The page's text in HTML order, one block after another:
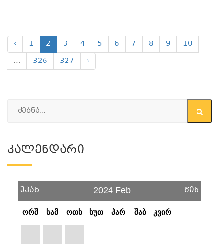
‹ 1 2 3 4 5 6 7 8 9
10
...
326 327 ›
Კალენდარი
უკან 2024 Feb წინ
ორშ სამ ოთხ ხუთ პარ შაბ კვირ